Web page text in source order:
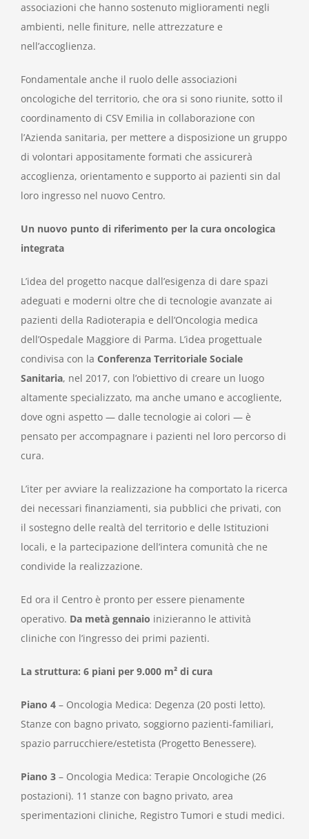
associazioni che hanno sostenuto miglioramenti negli
ambienti, nelle finiture, nelle attrezzature e
nell’accoglienza.
Fondamentale anche il ruolo delle associazioni
oncologiche del territorio, che ora si sono riunite, sotto il
coordinamento di CSV Emilia in collaborazione con
l’Azienda sanitaria, per mettere a disposizione un gruppo
di volontari appositamente formati che assicurerà
accoglienza, orientamento e supporto ai pazienti sin dal
loro ingresso nel nuovo Centro.
Un nuovo punto di riferimento per la cura oncologica
integrata
L’idea del progetto nacque dall’esigenza di dare spazi
adeguati e moderni oltre che di tecnologie avanzate ai
pazienti della Radioterapia e dell’Oncologia medica
dell’Ospedale Maggiore di Parma. L’idea progettuale
condivisa con la Conferenza Territoriale Sociale
Sanitaria, nel 2017, con l’obiettivo di creare un luogo
altamente specializzato, ma anche umano e accogliente,
dove ogni aspetto — dalle tecnologie ai colori — è
pensato per accompagnare i pazienti nel loro percorso di
cura.
L’iter per avviare la realizzazione ha comportato la ricerca
dei necessari finanziamenti, sia pubblici che privati, con
il sostegno delle realtà del territorio e delle Istituzioni
locali, e la partecipazione dell’intera comunità che ne
condivide la realizzazione.
Ed ora il Centro è pronto per essere pienamente
operativo. Da metà gennaio inizieranno le attività
cliniche con l’ingresso dei primi pazienti.
La struttura: 6 piani per 9.000 m² di cura
Piano 4– Oncologia Medica: Degenza (20 posti letto).
Stanze con bagno privato, soggiorno pazienti-familiari,
spazio parrucchiere/estetista (Progetto Benessere).
Piano 3– Oncologia Medica: Terapie Oncologiche (26
postazioni). 11 stanze con bagno privato, area
sperimentazioni cliniche, Registro Tumori e studi medici.